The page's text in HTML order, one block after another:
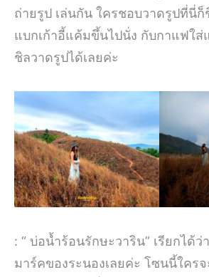
ถ่ายรูป เล่นกัน ใครชอบวาดรูปที่นี่ก็
แบกเก้าอี้แค้มขึ้นไปนั่ง กับกาแฟใส่
ชิลวาดรูปได้เลยค่ะ
: “ บ่อน้ำร้อนรักษะวาริน” เรียกได้
มาร์คของระนองเลยค่ะ โซนนี้ใคร